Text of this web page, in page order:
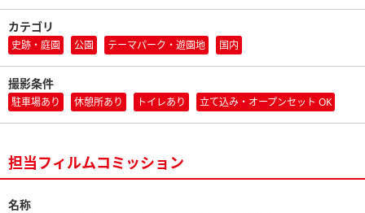
カテゴリ
史跡・庭園 公園 テーマパーク・遊園地 国内
撮影条件
駐車場あり 休憩所あり トイレあり 立て込み・オープンセット OK
担当フィルムコミッション
名称